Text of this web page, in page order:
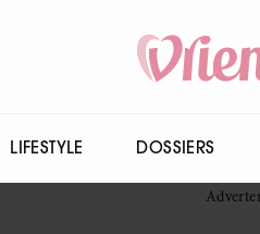
LIFESTYLE DOSSIERS